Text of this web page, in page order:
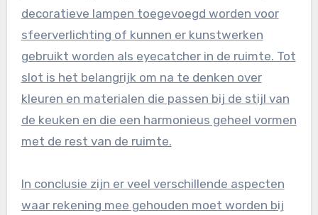
decoratieve lampen toegevoegd worden voor
sfeerverlichting of kunnen er kunstwerken
gebruikt worden als eyecatcher in de ruimte. Tot
slot is het belangrijk om na te denken over
kleuren en materialen die passen bij de stijl van
de keuken en die een harmonieus geheel vormen
met de rest van de ruimte.
In conclusie zijn er veel verschillende aspecten
waar rekening mee gehouden moet worden bij